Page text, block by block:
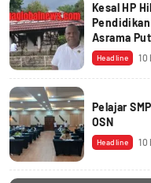
Kesal HP
Asrama
Headline 10
Pelajar
OSN
Headline 10